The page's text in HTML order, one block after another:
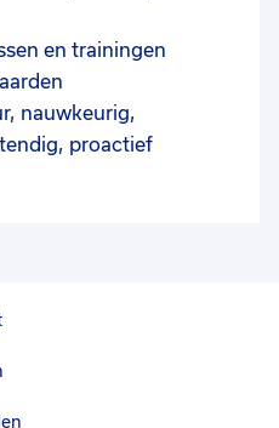
en trainingen
nauwkeurig,
proactief